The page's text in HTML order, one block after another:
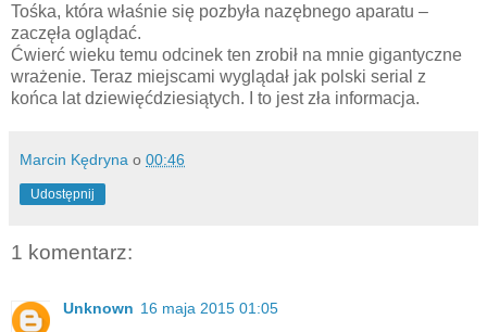
Tośka, która właśnie się pozbyła nazębnego aparatu –
zaczęła oglądać.
Ćwierć wieku temu odcinek ten zrobił na mnie gigantyczne
wrażenie. Teraz miejscami wyglądał jak polski serial z
końca lat dziewięćdziesiątych. I to jest zła informacja.
Marcin Kędryna o 00:46
Udostępnij
1 komentarz:
Unknown 16 maja 2015 01:05